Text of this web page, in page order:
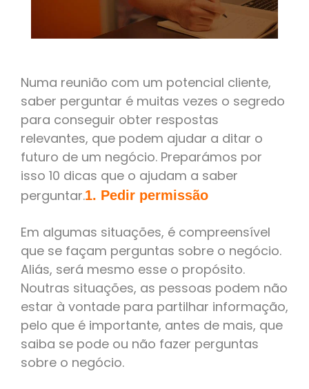
Numa reunião com um potencial cliente,
saber perguntar é muitas vezes o segredo
para conseguir obter respostas
relevantes, que podem ajudar a ditar o
futuro de um negócio. Preparámos por
isso 10 dicas que o ajudam a saber
perguntar.1. Pedir permissão
Em algumas situações, é compreensível
que se façam perguntas sobre o negócio.
Aliás, será mesmo esse o propósito.
Noutras situações, as pessoas podem não
estar à vontade para partilhar informação,
pelo que é importante, antes de mais, que
saiba se pode ou não fazer perguntas
sobre o negócio.